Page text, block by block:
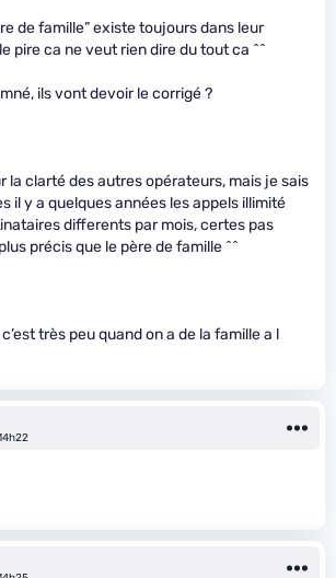
de famille” existe toujours dans leur
pire ca ne veut rien dire du tout ca ^^
ils vont devoir le corrigé ?
la clarté des autres opérateurs, mais je sais
il y a quelques années les appels illimité
differents par mois, certes pas
précis que le père de famille ^^
très peu quand on a de la famille a l